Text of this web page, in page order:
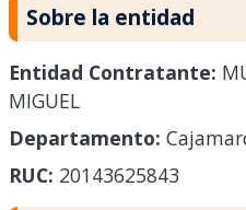
Sobre la entidad
Entidad Contratante:
MIGUEL
Departamento:
RUC: 20143625843